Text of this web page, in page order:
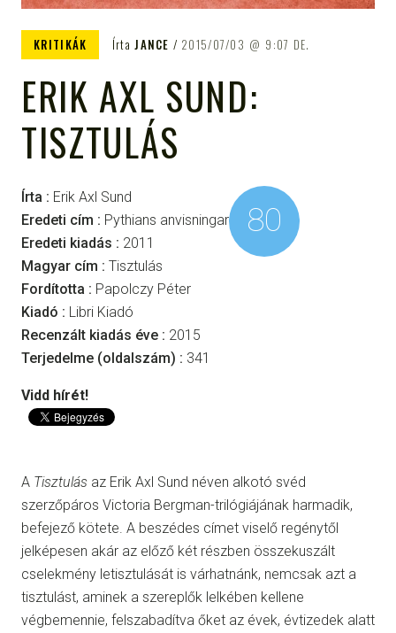
KRITIKÁK ÍrtaJANCE 2015/07/03 9:07 DE.
ERIK AXL SUND:
TISZTULÁS
Írta : Erik Axl Sund
Eredeti cím : Pythians anvisningar
Eredeti kiadás : 2011
Magyar cím : Tisztulás
Fordította : Papolczy Péter
Kiadó : Libri Kiadó
Recenzált kiadás éve : 2015
Terjedelme (oldalszám) : 341
80
Vidd hírét!
A Tisztulás az Erik Axl Sund néven alkotó svéd
szerzőpáros Victoria Bergman-trilógiájának harmadik,
befejező kötete. A beszédes címet viselő regénytől
jelképesen akár az előző két részben összekuszált
cselekmény letisztulását is várhatnánk, nemcsak azt a
tisztulást, aminek a szereplők lelkében kellene
végbemennie, felszabadítva őket az évek, évtizedek alatt